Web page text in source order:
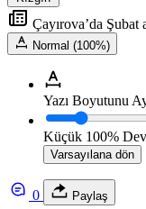
Çayırova’da
Normal (100%)
Yazı Boyutunu
Küçük 100% Dev
Varsayılana dön
0 Paylaş